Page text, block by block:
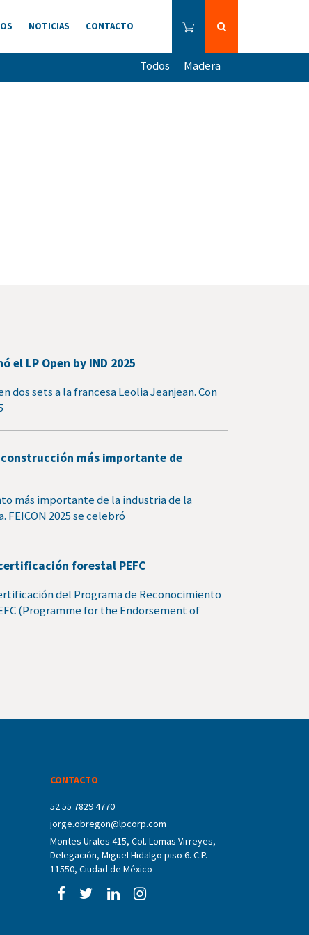
NOTICIAS CONTACTO
Todos Madera
el LP Open by IND 2025
dos sets a la francesa Leolia Jeanjean. Con
construcción más importante de
más importante de la industria de la
2025 se celebró
forestal PEFC
del Programa de Reconocimiento
(Programme for the Endorsement of
CONTACTO
52 55 7829 4770
jorge.obregon@lpcorp.com
Montes Urales 415, Col. Lomas Virreyes,
Delegación, Miguel Hidalgo piso 6. C.P.
11550, Ciudad de México